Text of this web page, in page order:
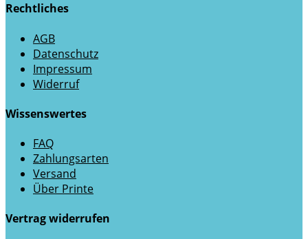
Rechtliches
AGB
Datenschutz
Impressum
Widerruf
Wissenswertes
FAQ
Zahlungsarten
Versand
Über Printe
Vertrag widerrufen